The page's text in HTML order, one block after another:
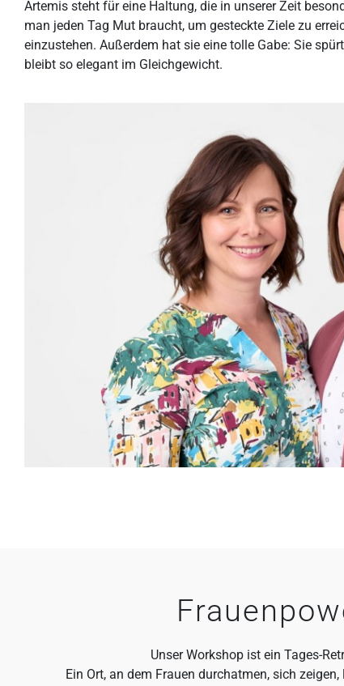
Artemis steht für eine Haltung, die in unserer Zeit
man jeden Tag Mut braucht, um gesteckte Ziele zu
einzustehen. Außerdem hat sie eine tolle Gabe: Sie
bleibt so elegant im Gleichgewicht.
Unser Workshop ist ein Tages-
Ein Ort, an dem Frauen durchatmen, sich